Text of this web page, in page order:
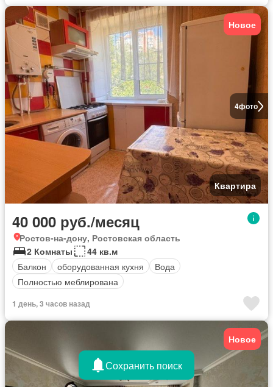
4фото
Новое
Квартира
40 000 руб./месяц
Ростов-на-дону, Ростовская область
2 Комнаты
44 кв.м
Балкон
оборудованная кухня
Вода
Полностью меблирована
1 день, 3 часов назад
Новое
Сохранить поиск